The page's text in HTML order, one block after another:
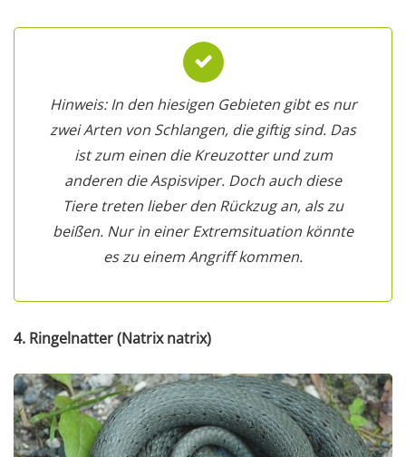
Hinweis: In den hiesigen Gebieten gibt es nur
zwei Arten von Schlangen, die giftig sind. Das
ist zum einen die Kreuzotter und zum
anderen die Aspisviper. Doch auch diese
Tiere treten lieber den Rückzug an, als zu
beißen. Nur in einer Extremsituation könnte
es zu einem Angriff kommen.
4. Ringelnatter (Natrix natrix)